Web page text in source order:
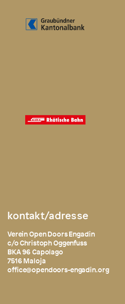
kontakt/adresse
Verein Open Doors Engadin
c/o Christoph Oggenfuss
BKA 96 Capolago
7516 Maloja
office@opendoors-engadin.org